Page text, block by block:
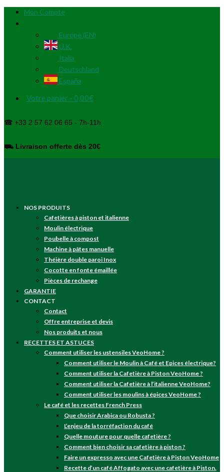
Mon Compte
Europe (EN)
U.K.
Italia
Deutschland
España
Votre panier - 0,00€
☎ +33 2 57 62 06 65 - 7h-11h
⛟ Livraison offerte dès 20€
NOS PRODUITS
Cafetières à piston et italienne
Moulin électrique
Poubelle à compost
Machine à pâtes manuelle
Théière double paroi Inox
Cocotte en fonte émaillée
Pièces de rechange
GARANTIE
CONTACT
Contact
Offre entreprise et devis
Nos produits et nous
RECETTES ET ASTUCES
Comment utiliser les ustensiles VeoHome ?
Comment utiliser le Moulin à Café et Epices électrique?
Comment utiliser la Cafetière à Piston VeoHome ?
Comment utiliser la Cafetière à l’italienne VeoHome?
Comment utiliser les moulins à épices VeoHome ?
Le café et les recettes French Press
Que choisir Arabica ou Robusta ?
L’enjeu de la torréfaction du café
Quelle mouture pour quelle cafetière ?
Comment bien choisir sa cafetière à piston ?
Faire un expresso avec une Cafetière à Piston VeoHome
Recette d’un café Affogato avec une cafetière à Piston.